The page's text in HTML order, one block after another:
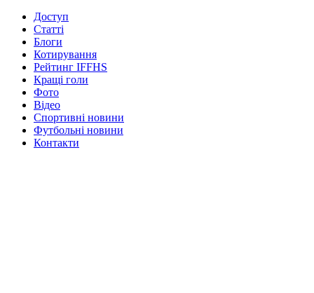
Доступ
Статті
Блоги
Котирування
Рейтинг IFFHS
Кращі голи
Фото
Відео
Спортивні новини
Футбольні новини
Контакти